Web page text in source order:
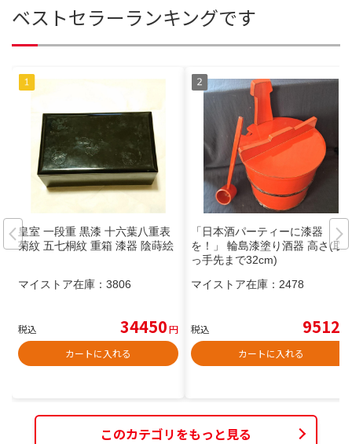
ベストセラーランキングです
皇室 一段重 黒漆 十六葉八重表
菊紋 五七桐紋 重箱 漆器 陰蒔絵
マイストア在庫： 3806
税込 34450円
カートに入れる
「日本酒パーティーに漆器
を！」 輪島漆塗り酒器 高さ(取
っ手先まで32cm)
マイストア在庫： 2478
税込 9512
カートに入れる
このカテゴリをもっと見る